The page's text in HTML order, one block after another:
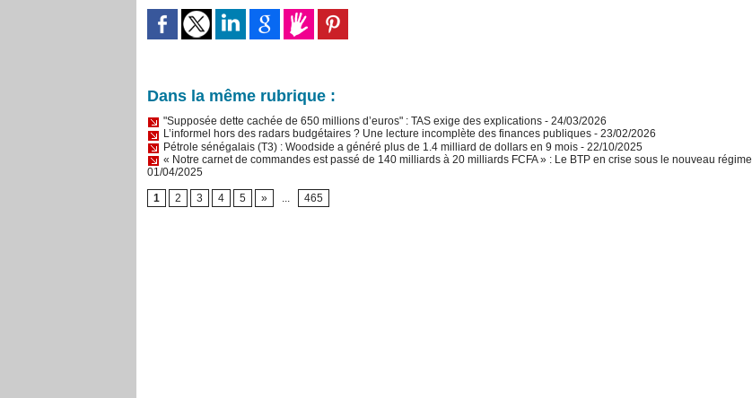
Dans la même rubrique :
"Supposée dette cachée de 650 millions d’euros" : TAS exige des explications - 24/03/2026
L’informel hors des radars budgétaires ? Une lecture incomplète des finances publiques - 23/02/2026
Pétrole sénégalais (T3) : Woodside a généré plus de 1.4 milliard de dollars en 9 mois - 22/10/2025
« Notre carnet de commandes est passé de 140 milliards à 20 milliards FCFA » : Le BTP en crise sous le nouveau régime
01/04/2025
1 2 3 4 5 » ... 465